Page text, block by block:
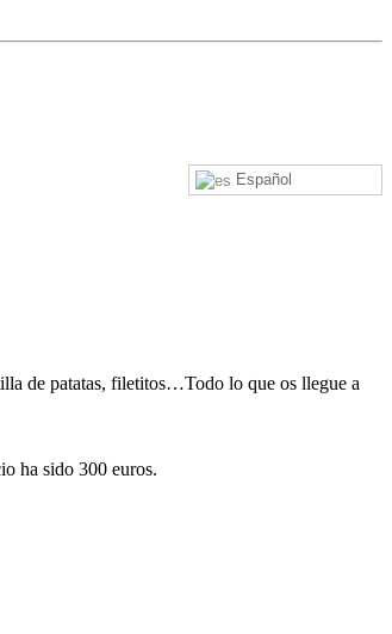
Español
de patatas, filetitos…Todo lo que os llegue a
ha sido 300 euros.